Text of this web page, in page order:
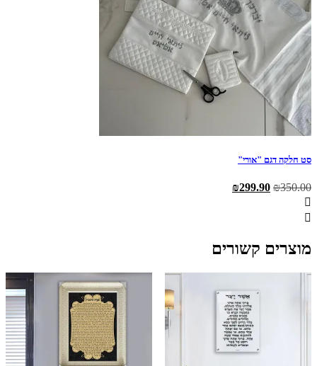
סט חלקה דגם "אורי"
₪350.00
המחיר ₪299.90
מוצרים קשורים